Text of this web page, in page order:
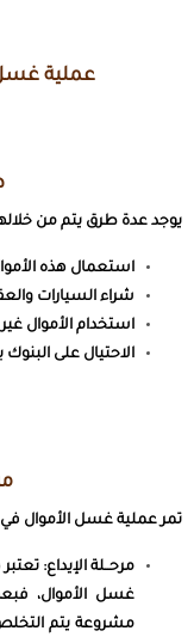
عملية غسل
يوجد عدة طرق يتم من
استعمال هذه
شراء السيارات
استخدام الأموال
الاحتيال على
تمر عملية غسل الأموال في
مرحــلة الإيداع:
غسل الأموال،
مشروعة يتم